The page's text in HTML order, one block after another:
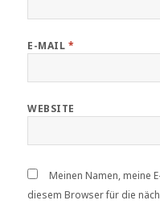
E-MAIL *
WEBSITE
Meinen Namen, meine
diesem Browser für die